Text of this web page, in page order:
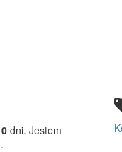
0 dni. Jestem
.